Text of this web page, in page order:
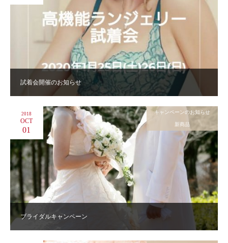
試着会開催のお知らせ
ブライダルキャンペーン
2018
OCT
01
キャンペーンのお知らせ
新商品